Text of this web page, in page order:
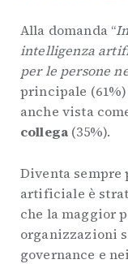
Alla domanda “
intelligenza
per le persone
principale (61%)
anche vista
collega (35%).
Diventa sempre
artificiale è
che la maggior
organizzazioni
governance e